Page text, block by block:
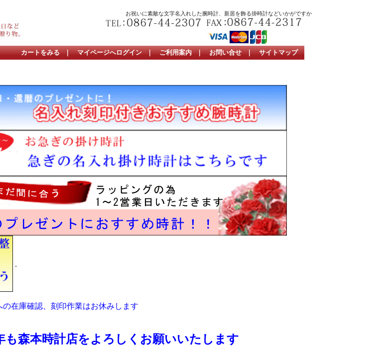
お祝いに素敵な文字名入れした腕時計、新居を飾る掛時計などいかがですか
カートをみる ｜ マイページへログイン ｜ ご利用案内 ｜ お問い合せ ｜ サイトマップ
在庫確認、刻印作業はお休みします
も森本時計店をよろしくお願いいたします